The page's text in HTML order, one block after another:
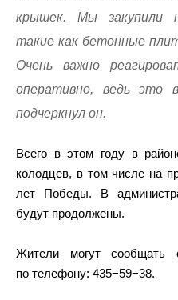
крышек. Мы закупили
такие как бетонные
Очень важно
оперативно, ведь это
подчеркнул он.
Всего в этом году в
колодцев, в том числе на
лет Победы. В
будут продолжены.
Жители могут сообщать
по телефону: 435−59−38.